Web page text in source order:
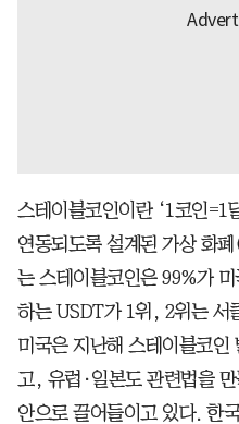
스테이블코인이란 ‘1코인=1
연동되도록 설계된 가상 화
는 스테이블코인은 99%가
하는 USDT가 1위, 2위는 서
미국은 지난해 스테이블코인
고, 유럽·일본도 관련법을
안으로 끌어들이고 있다. 한